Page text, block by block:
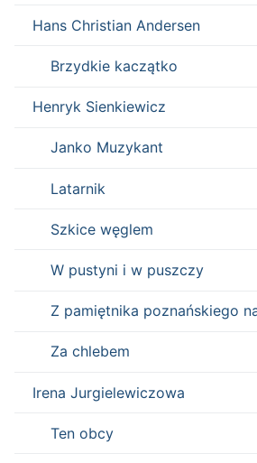
Hans Christian Andersen
Brzydkie kaczątko
Henryk Sienkiewicz
Janko Muzykant
Latarnik
Szkice węglem
W pustyni i w puszczy
Z pamiętnika poznańskiego
Za chlebem
Irena Jurgielewiczowa
Ten obcy